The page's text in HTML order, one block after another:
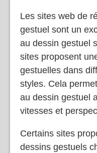
Les sites web de
gestuel sont un
au dessin gestuel
sites proposent
gestuelles dans
styles. Cela
au dessin gestuel
vitesses et
Certains sites
dessins gestuels